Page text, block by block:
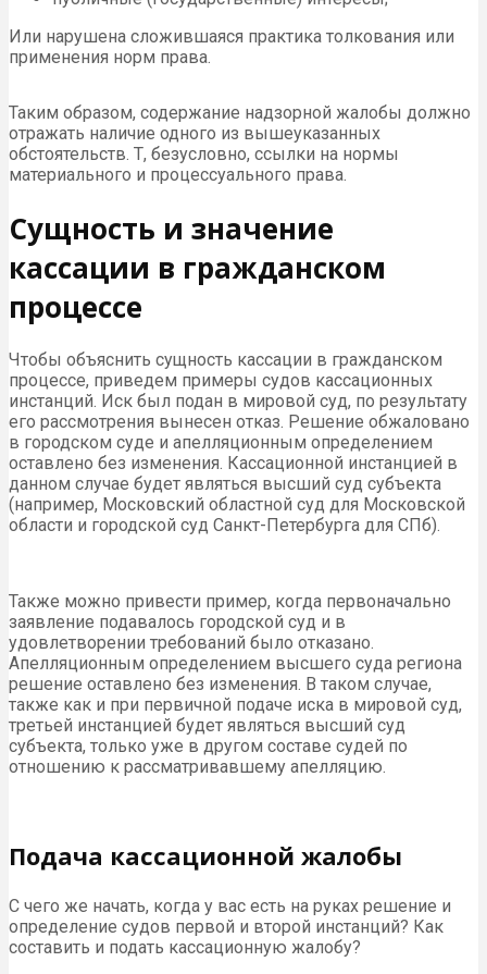
Или нарушена сложившаяся практика толкования или
применения норм права.
Таким образом, содержание надзорной жалобы должно
отражать наличие одного из вышеуказанных
обстоятельств. Т, безусловно, ссылки на нормы
материального и процессуального права.
Сущность и значение
кассации в гражданском
процессе
Чтобы объяснить сущность кассации в гражданском
процессе, приведем примеры судов кассационных
инстанций. Иск был подан в мировой суд, по результату
его рассмотрения вынесен отказ. Решение обжаловано
в городском суде и апелляционным определением
оставлено без изменения. Кассационной инстанцией в
данном случае будет являться высший суд субъекта
(например, Московский областной суд для Московской
области и городской суд Санкт-Петербурга для СПб).
Также можно привести пример, когда первоначально
заявление подавалось городской суд и в
удовлетворении требований было отказано.
Апелляционным определением высшего суда региона
решение оставлено без изменения. В таком случае,
также как и при первичной подаче иска в мировой суд,
третьей инстанцией будет являться высший суд
субъекта, только уже в другом составе судей по
отношению к рассматривавшему апелляцию.
Подача кассационной жалобы
С чего же начать, когда у вас есть на руках решение и
определение судов первой и второй инстанций? Как
составить и подать кассационную жалобу?